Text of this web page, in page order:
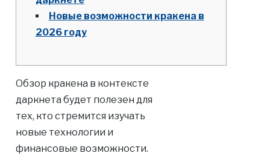
Новые возможности кракена в
2026 году
Обзор кракена в контексте
даркнета будет полезен для
тех, кто стремится изучать
новые технологии и
финансовые возможности.